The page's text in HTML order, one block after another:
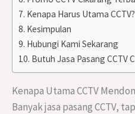
Kenapa Harus Utama CCTV?
Kesimpulan
Hubungi Kami Sekarang
Butuh Jasa Pasang CCTV
Kenapa Utama CCTV
Banyak jasa pasang CCTV,